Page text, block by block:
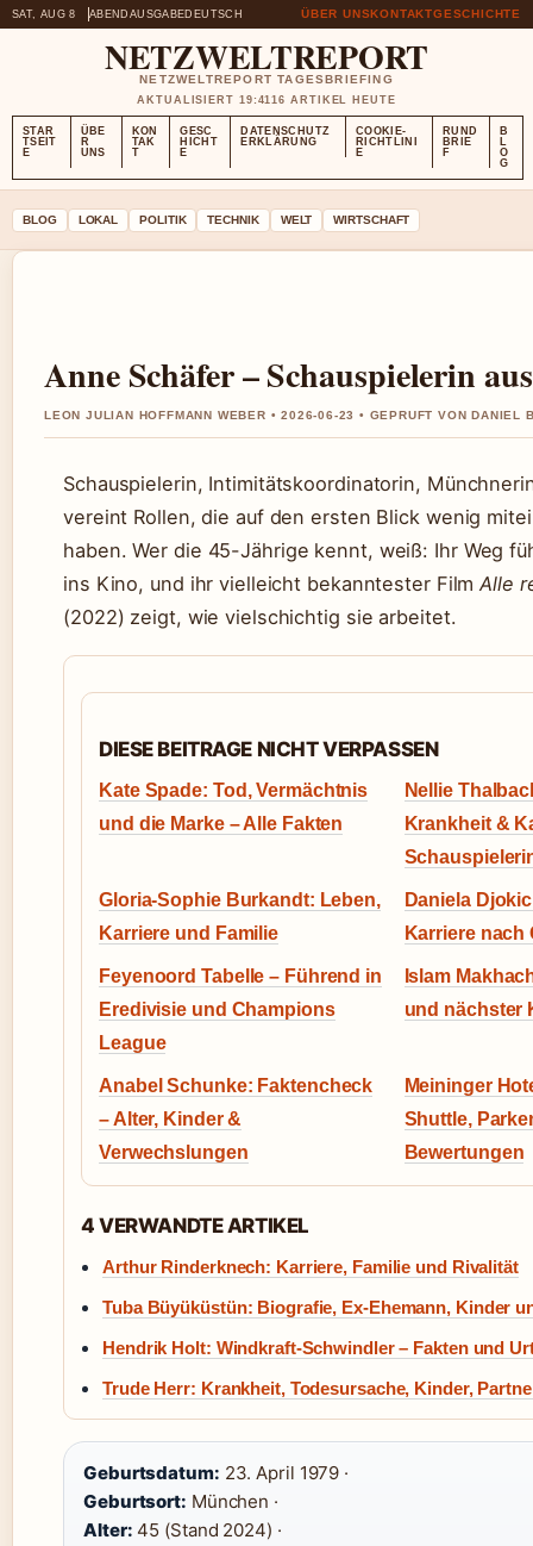
SAT, AUG 8 ABENDAUSGABEDEUTSCH ÜBER UNSKONTAKTGESCHICHTE
NETZWELTREPORT
NETZWELTREPORT TAGESBRIEFING
AKTUALISIERT 19:4116 ARTIKEL HEUTE
STAR
TSEIT
E
ÜBE
R
UNS
KON
TAK
T
GESC
HICHT
E
DATENSCHUTZ
ERKLÄRUNG
COOKIE-
RICHTLINI
E
RUND
BRIE
F
B
L
O
G
BLOG LOKAL POLITIK TECHNIK WELT WIRTSCHAFT
Anne Schäfer – Schauspielerin
LEON JULIAN HOFFMANN WEBER • 2026-06-23 • GEPRUFT VON DANIEL
Schauspielerin, Intimitätskoordinatorin,
vereint Rollen, die auf den ersten Blick wenig
haben. Wer die 45-Jährige kennt, weiß: Ihr Weg
ins Kino, und ihr vielleicht bekanntester FilmAlle
(2022) zeigt, wie vielschichtig sie arbeitet.
DIESE BEITRAGE NICHT VERPASSEN
Kate Spade: Tod, Vermächtnis
und die Marke – Alle Fakten
Nellie
Krankheit &
Gloria-Sophie Burkandt: Leben,
Karriere und Familie
Daniela
Karriere nach
Feyenoord Tabelle – Führend in
Eredivisie und Champions
League
Islam
und nächster
Anabel Schunke: Faktencheck
– Alter, Kinder &
Verwechslungen
Meininger
Shuttle,
Bewertungen
4 VERWANDTE ARTIKEL
Arthur Rinderknech: Karriere, Familie und Rivalität
Tuba Büyüküstün: Biografie, Ex-Ehemann, Kinder
Hendrik Holt: Windkraft-Schwindler – Fakten und
Trude Herr: Krankheit, Todesursache, Kinder,
Geburtsdatum: 23. April 1979 ·
Geburtsort: München ·
Alter: 45 (Stand 2024) ·